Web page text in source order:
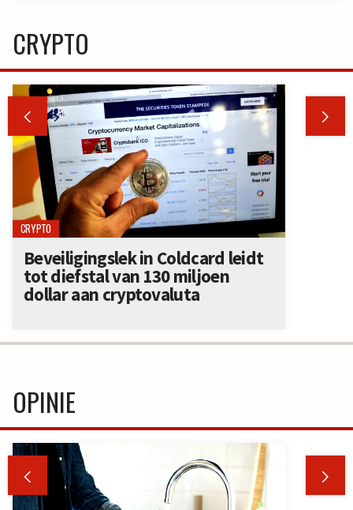
CRYPTO
 
CRYPTO
Beveiligingslek in Coldcard leidt
tot diefstal van 130 miljoen
dollar aan cryptovaluta
OPINIE
 